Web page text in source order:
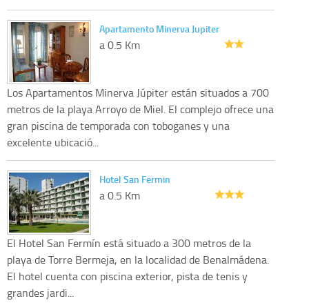
Apartamento Minerva Jupiter
a 0.5 Km
Los Apartamentos Minerva Júpiter están situados a 700
metros de la playa Arroyo de Miel. El complejo ofrece una
gran piscina de temporada con toboganes y una
excelente ubicació...
Hotel San Fermin
a 0.5 Km
El Hotel San Fermín está situado a 300 metros de la
playa de Torre Bermeja, en la localidad de Benalmádena.
El hotel cuenta con piscina exterior, pista de tenis y
grandes jardi...